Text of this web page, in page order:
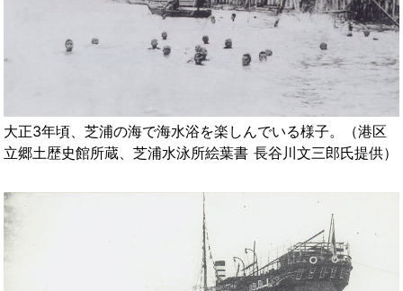
大正3年頃、芝浦の海で海水浴を楽しんでいる様子。（港区
立郷土歴史館所蔵、芝浦水泳所絵葉書 長谷川文三郎氏提供）